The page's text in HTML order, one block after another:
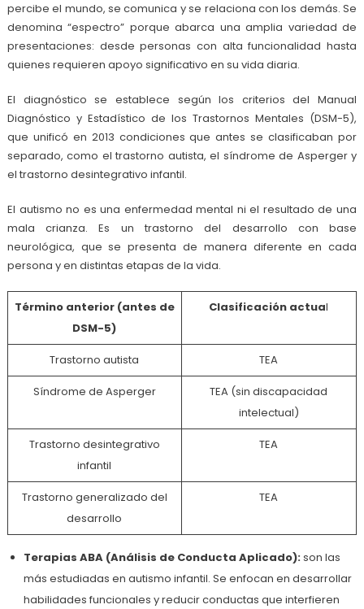
percibe el mundo, se comunica y se relaciona con los demás. Se
denomina “espectro” porque abarca una amplia variedad de
presentaciones: desde personas con alta funcionalidad hasta
quienes requieren apoyo significativo en su vida diaria.
El diagnóstico se establece según los criterios del Manual
Diagnóstico y Estadístico de los Trastornos Mentales (DSM-5),
que unificó en 2013 condiciones que antes se clasificaban por
separado, como el trastorno autista, el síndrome de Asperger y
el trastorno desintegrativo infantil.
El autismo no es una enfermedad mental ni el resultado de una
mala crianza. Es un trastorno del desarrollo con base
neurológica, que se presenta de manera diferente en cada
persona y en distintas etapas de la vida.
Término anterior (antes de
DSM-5)
Clasificación actual
Trastorno autista TEA
Síndrome de Asperger
TEA (sin discapacidad
intelectual)
Trastorno desintegrativo
infantil
TEA
Trastorno generalizado del
desarrollo
TEA
Terapias ABA (Análisis de Conducta Aplicado):son las
más estudiadas en autismo infantil. Se enfocan en desarrollar
habilidades funcionales y reducir conductas que interfieren